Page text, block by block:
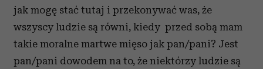
jak mogę stać tutaj i przekonywać was, że
wszyscy ludzie są równi, kiedy przed sobą mam
takie moralne martwe mięso jak pan/pani? Jest
pan/pani dowodem na to, że niektórzy ludzie są